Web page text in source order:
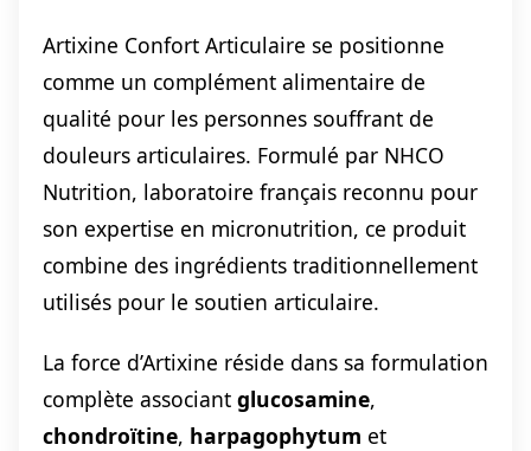
Artixine Confort Articulaire se positionne
comme un complément alimentaire de
qualité pour les personnes souffrant de
douleurs articulaires. Formulé par NHCO
Nutrition, laboratoire français reconnu pour
son expertise en micronutrition, ce produit
combine des ingrédients traditionnellement
utilisés pour le soutien articulaire.
La force d’Artixine réside dans sa formulation
complète associant glucosamine,
chondroïtine, harpagophytum et